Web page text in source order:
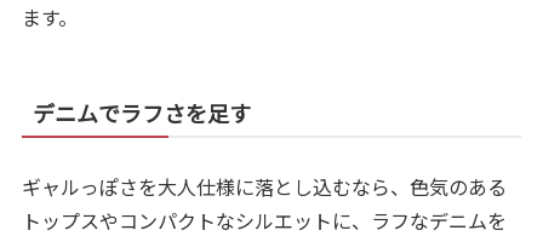
ます。
デニムでラフさを足す
ギャルっぽさを大人仕様に落とし込むなら、色気のある
トップスやコンパクトなシルエットに、ラフなデニムを